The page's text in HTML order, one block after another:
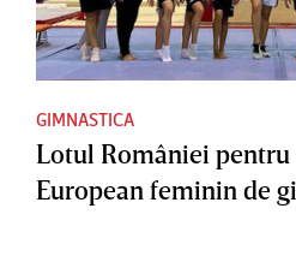
GIMNASTICA
Lotul României
European feminin de